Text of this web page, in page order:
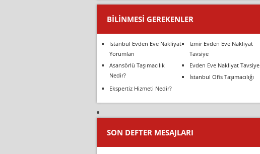
BILINMESI GEREKENLER
İstanbul Evden Eve Nakliyat
Yorumları
İzmir Evden Eve Nakliyat
Tavsiye
Asansörlü Taşımacılık
Nedir?
Evden Eve Nakliyat Tavsiye
İstanbul Ofis Taşımacılığı
Ekspertiz Hizmeti Nedir?
SON DEFTER MESAJLARI